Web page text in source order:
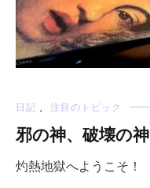
日記 , 注目のトピック
邪の神、破壊の神
灼熱地獄へようこそ！